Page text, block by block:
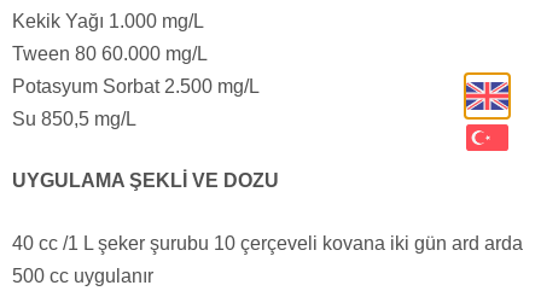
Kekik Yağı 1.000 mg/L
Tween 80 60.000 mg/L
Potasyum Sorbat 2.500 mg/L
Su 850,5 mg/L
UYGULAMA ŞEKLİ VE DOZU
40 cc /1 L şeker şurubu 10 çerçeveli kovana iki gün ard arda
500 cc uygulanır